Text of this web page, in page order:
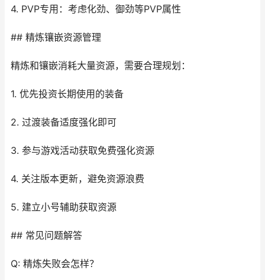
4. PVP专用：考虑化劲、御劲等PVP属性
## 精炼镶嵌资源管理
精炼和镶嵌消耗大量资源，需要合理规划：
1. 优先投资长期使用的装备
2. 过渡装备适度强化即可
3. 参与游戏活动获取免费强化资源
4. 关注版本更新，避免资源浪费
5. 建立小号辅助获取资源
## 常见问题解答
Q: 精炼失败会怎样？